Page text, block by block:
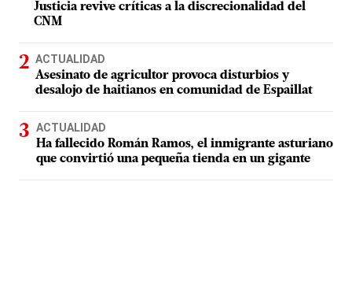
Justicia revive críticas a la discrecionalidad del
CNM
ACTUALIDAD
Asesinato de agricultor provoca disturbios y
desalojo de haitianos en comunidad de Espaillat
ACTUALIDAD
Ha fallecido Román Ramos, el inmigrante asturiano
que convirtió una pequeña tienda en un gigante